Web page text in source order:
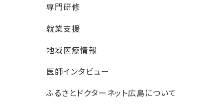
専門研修
就業支援
地域医療情報
医師インタビュー
ふるさとドクターネット広島について